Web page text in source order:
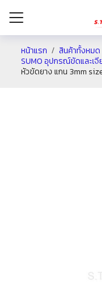
หน้าแรก สินค้าทั้งหมด
SUMO อุปกรณ์ขัดและเจี
หัวขัดยาง แกน 3mm